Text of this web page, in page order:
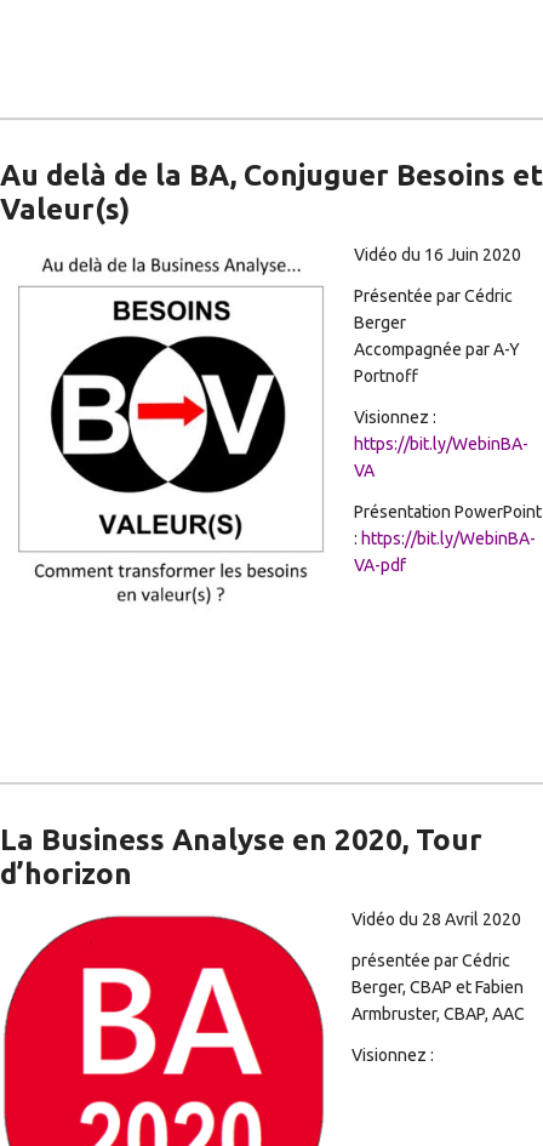
Au delà de la BA, Conjuguer Besoins et
Valeur(s)
Vidéo du 16 Juin 2020
Présentée par Cédric
Berger
Accompagnée par A-Y
Portnoff
Visionnez :
https://bit.ly/WebinBA-
VA
Présentation PowerPoint
: https://bit.ly/WebinBA-
VA-pdf
La Business Analyse en 2020, Tour
d’horizon
Vidéo du 28 Avril 2020
présentée par Cédric
Berger, CBAP et Fabien
Armbruster, CBAP, AAC
Visionnez :